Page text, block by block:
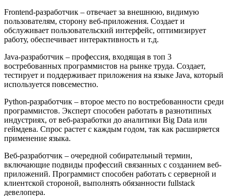
Frontend-разработчик – отвечает за внешнюю, видимую
пользователям, сторону веб-приложения. Создает и
обслуживает пользовательский интерфейс, оптимизирует
работу, обеспечивает интерактивность и т.д.
Java-разработчик – профессия, входящая в топ 3
востребованных программистов на рынке труда. Создает,
тестирует и поддерживает приложения на языке Java, который
используется повсеместно.
Python-разработчик – второе место по востребованности среди
программистов. Эксперт способен работать в разнотипных
индустриях, от веб-разработки до аналитики Big Data или
геймдева. Спрос растет с каждым годом, так как расширяется
применение языка.
Веб-разработчик – очередной собирательный термин,
включающие подвиды профессий связанных с созданием веб-
приложений. Программист способен работать с серверной и
клиентской стороной, выполнять обязанности fullstack
девелопера.